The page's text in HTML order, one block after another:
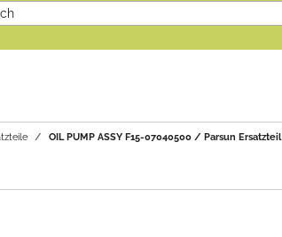
OIL PUMP ASSY F15-07040500 / Parsun Ersatzteil